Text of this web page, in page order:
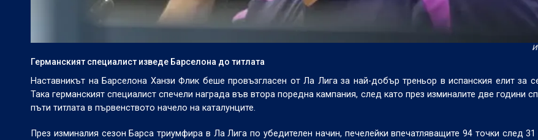
Германският специалист изведе Барселона до титлата
Наставникът на Барселона Ханзи Флик беше провъзгласен от Ла Лига за най-добър треньор в испанския елит за
Така германският специалист спечели награда във втора поредна кампания, след като през изминалите две години
пъти титлата в първенството начело на каталунците.
През изминалия сезон Барса триумфира в Ла Лига по убедителен начин, печелейки впечатляващите 94 точки след 31